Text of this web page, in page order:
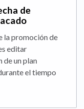
de
la promoción de
editar
de un plan
el tiempo